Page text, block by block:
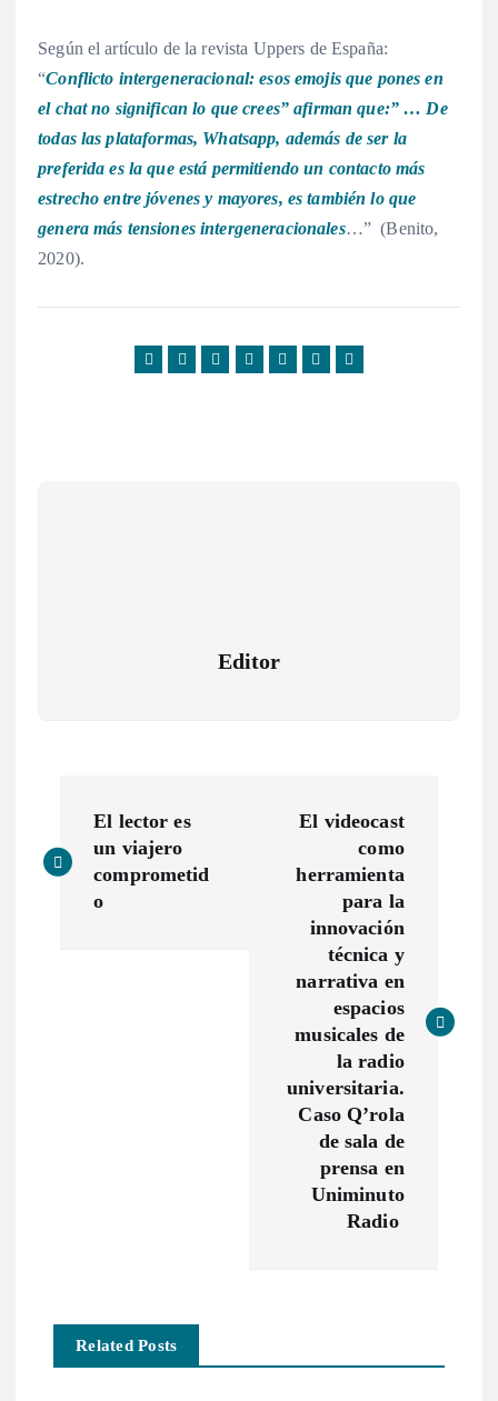
Según el artículo de la revista Uppers de España:
“Conflicto intergeneracional: esos emojis que pones en
el chat no significan lo que crees” afirman que:” … De
todas las plataformas, Whatsapp, además de ser la
preferida es la que está permitiendo un contacto más
estrecho entre jóvenes y mayores, es también lo que
genera más tensiones intergeneracionales…” (Benito,
2020).
Editor
a
El lector es
un viajero
comprometid
o
El videocast
como
herramienta
para la
innovación
técnica y
narrativa en
espacios
musicales de
la radio
universitaria.
Caso Q’rola
de sala de
prensa en
Uniminuto
Radio
Related Posts